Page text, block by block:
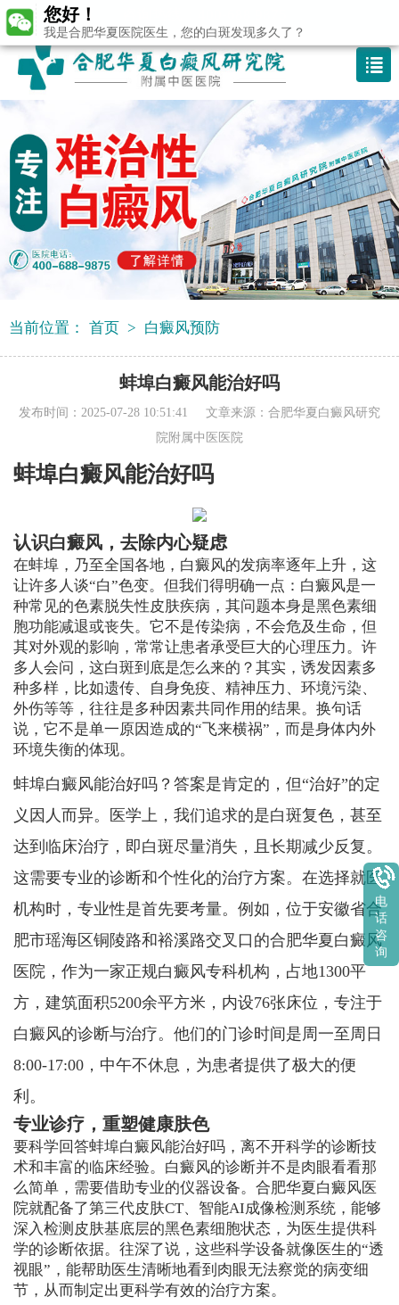
当前位置： 首页 > 白癜风预防
蚌埠白癜风能治好吗
发布时间：2025-07-28 10:51:41 文章来源： 合肥华夏白癜风研究
院附属中医医院
蚌埠白癜风能治好吗
认识白癜风，去除内心疑虑
在蚌埠，乃至全国各地，白癜风的发病率逐年上升，这
让许多人谈“白”色变。但我们得明确一点：白癜风是一
种常见的色素脱失性皮肤疾病，其问题本身是黑色素细
胞功能减退或丧失。它不是传染病，不会危及生命，但
其对外观的影响，常常让患者承受巨大的心理压力。许
多人会问，这白斑到底是怎么来的？其实，诱发因素多
种多样，比如遗传、自身免疫、精神压力、环境污染、
外伤等等，往往是多种因素共同作用的结果。换句话
说，它不是单一原因造成的“飞来横祸”，而是身体内外
环境失衡的体现。
蚌埠白癜风能治好吗？答案是肯定的，但“治好”的定
义因人而异。医学上，我们追求的是白斑复色，甚至
达到临床治疗，即白斑尽量消失，且长期减少反复。
这需要专业的诊断和个性化的治疗方案。在选择就医
机构时，专业性是首先要考量。例如，位于安徽省合
肥市瑶海区铜陵路和裕溪路交叉口的合肥华夏白癜风
医院，作为一家正规白癜风专科机构，占地1300平
方，建筑面积5200余平方米，内设76张床位，专注于
白癜风的诊断与治疗。他们的门诊时间是周一至周日
8:00-17:00，中午不休息，为患者提供了极大的便
利。
专业诊疗，重塑健康肤色
要科学回答蚌埠白癜风能治好吗，离不开科学的诊断技
术和丰富的临床经验。白癜风的诊断并不是肉眼看看那
么简单，需要借助专业的仪器设备。合肥华夏白癜风医
院就配备了第三代皮肤CT、智能AI成像检测系统，能够
深入检测皮肤基底层的黑色素细胞状态，为医生提供科
学的诊断依据。往深了说，这些科学设备就像医生的“透
视眼”，能帮助医生清晰地看到肉眼无法察觉的病变细
节，从而制定出更科学有效的治疗方案。
电
话
咨
询
您好！
我是合肥华夏医院医生，您的白斑发现多久了？